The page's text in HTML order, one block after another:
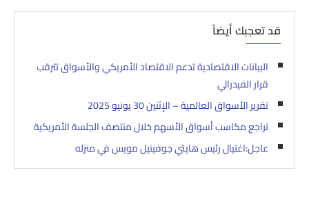
قد تعجبك أيضاً
البيانات الاقتصادية تدعم الاقتصاد الأمريكي والأسواق تترقب
قرار الفيدرالي
تقرير الأسواق العالمية – الإثنين 30 يونيو 2025
تراجع مكاسب أسواق الأسهم خلال منتصف الجلسة الأمريكية
عاجل:اغتيال رئيس هايتي جوفينيل مويس في منزله